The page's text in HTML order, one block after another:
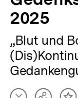
bpb.de
2025
„Blut und